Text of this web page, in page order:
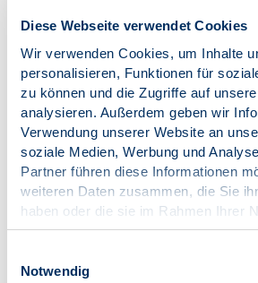
Diese Webseite verwendet Cookies
Wir verwenden Cookies, um Inhalte
personalisieren, Funktionen für
zu können und die Zugriffe auf
analysieren. Außerdem geben wir
Verwendung unserer Website an
soziale Medien, Werbung und
Partner führen diese Informationen
weiteren Daten zusammen, die Sie
haben oder die sie im Rahmen Ihrer
gesammelt haben.
Notwendig
Als Lösungsansätze präsentierte die
des BDP einen breitgefächerten
welcher unter der Devise:
vorhandener Strukturen sowie
weiterer Maßnahmen“ zu fassen ist:
betriebspsychologische Angebote,
Aufklärungskampagnen mittels
Werbespots, Schutz vor Fake News,
schulischer Hilfen, Ausbau digitaler
ambulanter psychotherapeutischer